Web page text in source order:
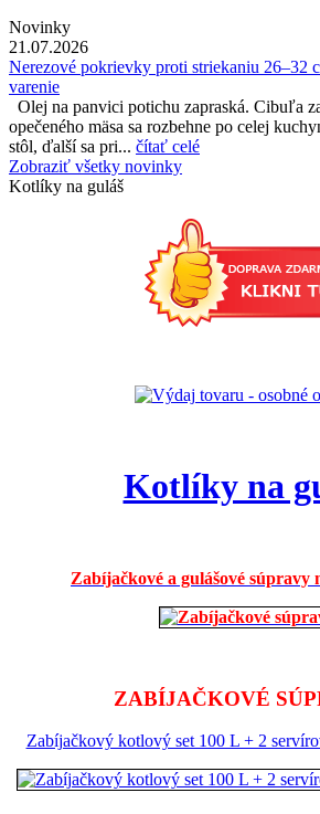
Novinky
21.07.2026
Nerezové pokrievky proti striekaniu 26–32
varenie
Olej na panvici potichu zapraská. Cibuľa
opečeného mäsa sa rozbehne po celej
stôl, ďalší sa pri... čítať celé
Zobraziť všetky novinky
Kotlíky na guláš
Kotlíky na
Zabíjačkové a gulášové súpravy
ZABÍJAČKOVÉ
Zabíjačkový kotlový set 100 L + 2